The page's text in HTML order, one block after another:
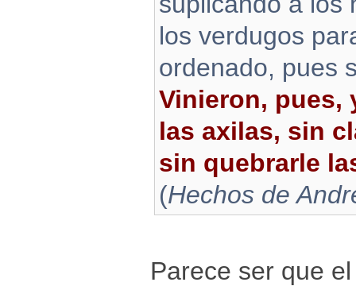
los verdugos
ordenado, pues
Vinieron, pues,
las axilas, sin
sin quebrarle
(Hechos de
Parece ser que